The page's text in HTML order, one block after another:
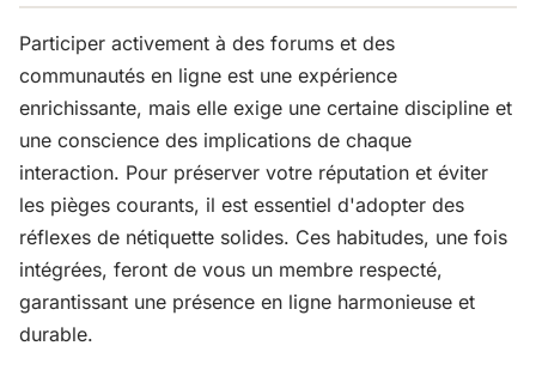
Participer activement à des forums et des
communautés en ligne est une expérience
enrichissante, mais elle exige une certaine discipline et
une conscience des implications de chaque
interaction. Pour préserver votre réputation et éviter
les pièges courants, il est essentiel d'adopter des
réflexes de nétiquette solides. Ces habitudes, une fois
intégrées, feront de vous un membre respecté,
garantissant une présence en ligne harmonieuse et
durable.